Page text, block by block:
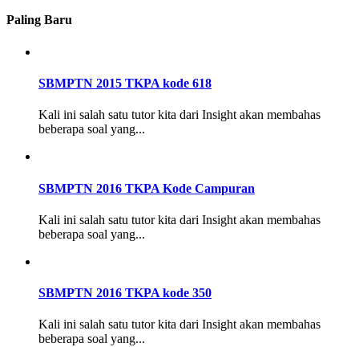
Paling Baru
SBMPTN 2015 TKPA kode 618
Kali ini salah satu tutor kita dari Insight akan membahas
beberapa soal yang...
SBMPTN 2016 TKPA Kode Campuran
Kali ini salah satu tutor kita dari Insight akan membahas
beberapa soal yang...
SBMPTN 2016 TKPA kode 350
Kali ini salah satu tutor kita dari Insight akan membahas
beberapa soal yang...